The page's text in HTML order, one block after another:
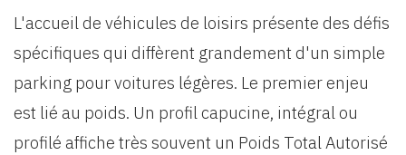
L'accueil de véhicules de loisirs présente des défis
spécifiques qui diffèrent grandement d'un simple
parking pour voitures légères. Le premier enjeu
est lié au poids. Un profil capucine, intégral ou
profilé affiche très souvent un Poids Total Autorisé